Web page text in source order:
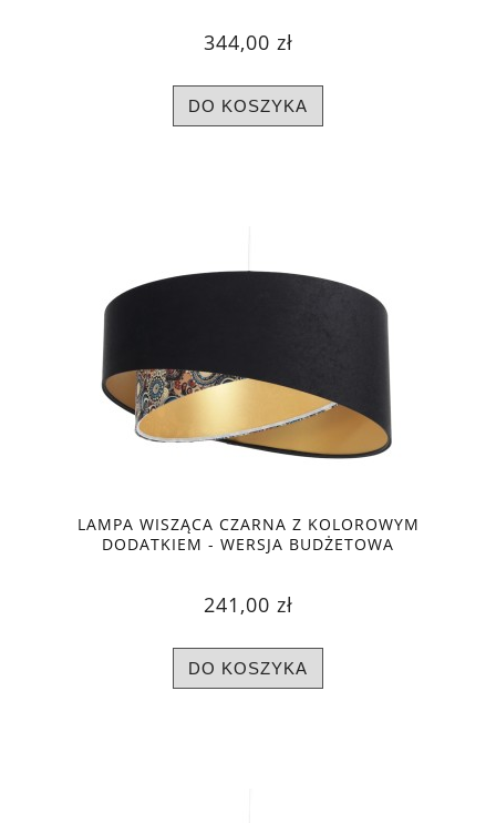
344,00 zł
DO KOSZYKA
LAMPA WISZĄCA CZARNA Z KOLOROWYM
DODATKIEM - WERSJA BUDŻETOWA
241,00 zł
DO KOSZYKA